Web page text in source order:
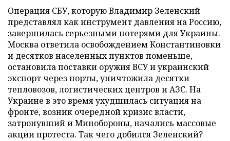
Операция СБУ, которую Владимир Зеленский
представлял как инструмент давления на Россию,
завершилась серьезными потерями для Украины.
Москва ответила освобождением Константиновки
и десятков населенных пунктов поменьше,
остановила поставки оружия ВСУ и украинский
экспорт через порты, уничтожила десятки
тепловозов, логистических центров и АЗС. На
Украине в это время ухудшилась ситуация на
фронте, возник очередной кризис власти,
затронувший и Минобороны, начались массовые
акции протеста. Так чего добился Зеленский?